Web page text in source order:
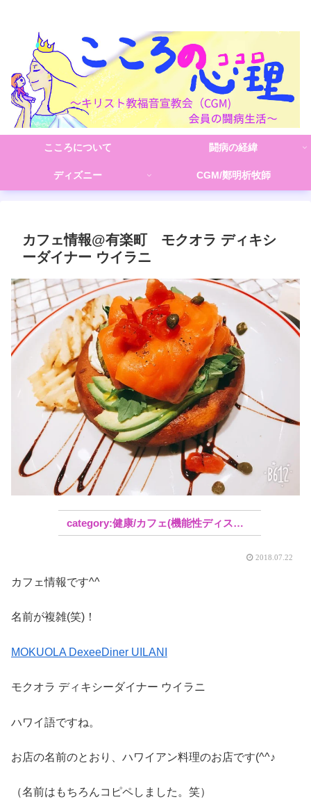
こころについて 闘病の経緯
ディズニー CGM/鄭明析牧師
カフェ情報@有楽町 モクオラ ディキシ
ーダイナー ウイラニ
健康/カフェ(機能性ディスペプシア)の経緯
2018.07.22
カフェ情報です^^
名前が複雑(笑)！
MOKUOLA DexeeDiner UILANI
モクオラ ディキシーダイナー ウイラニ
ハワイ語ですね。
お店の名前のとおり、ハワイアン料理のお店です(^^♪
（名前はもちろんコピペしました。笑）